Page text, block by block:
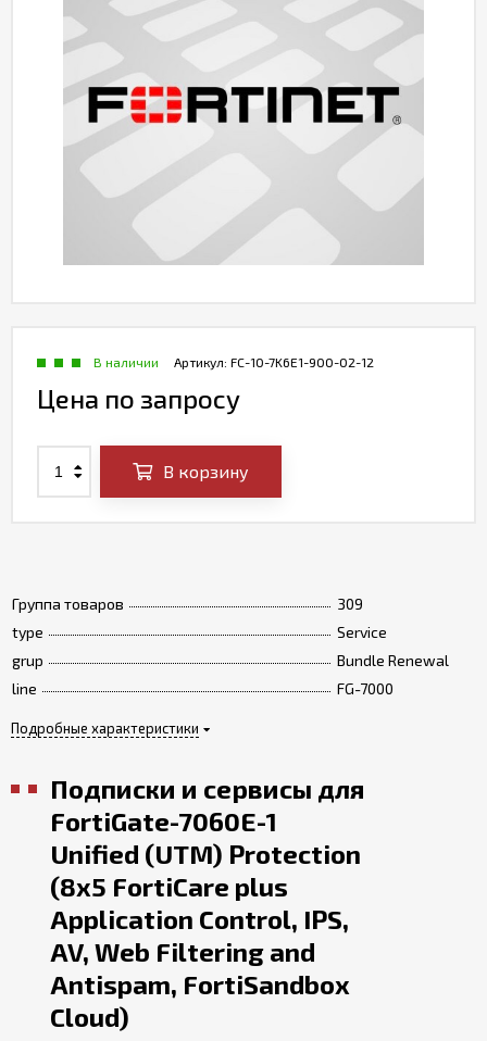
Группа товаров
309
type
Service
grup
Bundle Renewal
line
FG-7000
Подробные характеристики
Артикул: FC-10-7K6E1-900-02-12
В наличии
Цена по запросу
В корзину
Подписки и сервисы для
FortiGate-7060E-1
Unified (UTM) Protection
(8x5 FortiCare plus
Application Control, IPS,
AV, Web Filtering and
Antispam, FortiSandbox
Cloud)